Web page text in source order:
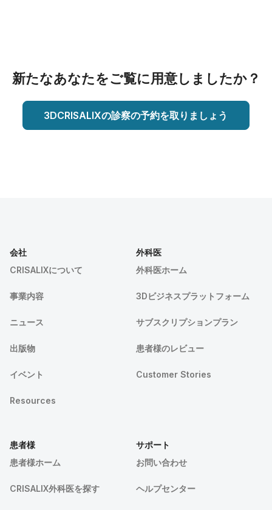
新たなあなたをご覧に用意しましたか？
3DCRISALIXの診察の予約を取りましょう
会社
CRISALIXについて
事業内容
ニュース
出版物
イベント
Resources
外科医
外科医ホーム
3Dビジネスプラットフォーム
サブスクリプションプラン
患者様のレビュー
Customer Stories
患者様
患者様ホーム
CRISALIX外科医を探す
サポート
お問い合わせ
ヘルプセンター